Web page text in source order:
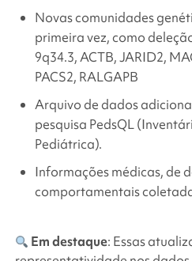
Novas comunidades
primeira vez, como
9q34.3, ACTB, JARID2,
PACS2, RALGAPB
Arquivo de dados
pesquisa PedsQL
Pediátrica).
Informações médicas, de
comportamentais
Em destaque: Essas